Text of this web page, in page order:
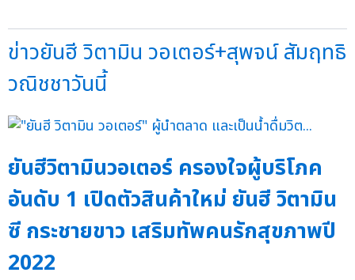
ข่าวยันฮี วิตามิน วอเตอร์+สุพจน์ สัมฤทธิ
วณิชชาวันนี้
ยันฮีวิตามินวอเตอร์ ครองใจผู้บริโภค
อันดับ 1 เปิดตัวสินค้าใหม่ ยันฮี วิตามิน
ซี กระชายขาว เสริมทัพคนรักสุขภาพปี
2022